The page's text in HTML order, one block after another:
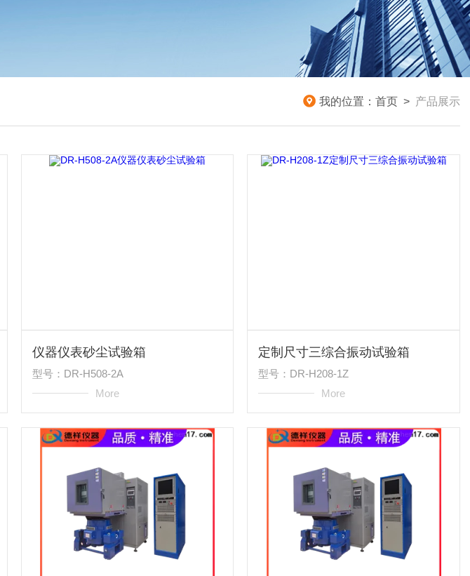
我的位置： 首页 > 产品展示
仪器仪表砂尘试验箱
型号：DR-H508-2A
More
定制尺寸三综合振动试验箱
型号：DR-H208-1Z
More